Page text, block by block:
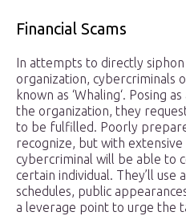
Financial Scams
In attempts to directly
organization, cybercriminals
known as ‘Whaling‘. Posing
the organization, they
to be fulfilled. Poorly
recognize, but with extensive
cybercriminal will be able to
certain individual. They’ll
schedules, public
a leverage point to urge the